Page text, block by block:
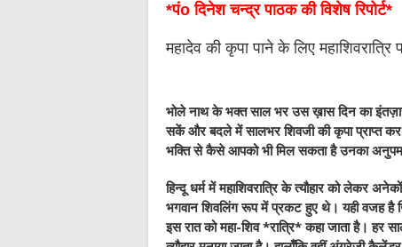
*पंo दिनेश चन्द्र पाठक की विशेष रिपोर्ट*
महादेव की कृपा पाने के लिए
भोले नाथ के भक्त साल भर उस ख़ास दिन का
सकें और बदले में सालभर शिवजी की कृपा प्राप्त
भक्ति से कैसे आपको भी मिल सकता है उनका अनुपम
हिन्दू धर्म में महाशिवरात्रि के त्यौहार को लेकर
भगवान शिवलिंग रूप में प्रकट हुए थे। यही वजह
इस रात को महा-शिव *रात्रि* कहा जाता है। हर